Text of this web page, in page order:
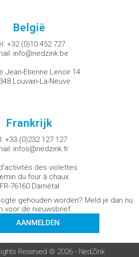
België
+32 (0)10 452 727
info@nedzink.be
Jean-Etienne Lenoir 14
Louvain-La-Neuve
Frankrijk
+33 (0)232 127 127
infos@nedzink.fr
des violettes
du four à chaux
FR-76160 Darnétal
gehouden worden? Meld je dan nu
voor de nieuwsbrief.
AANMELDEN
Reserved © 2026 - NedZink